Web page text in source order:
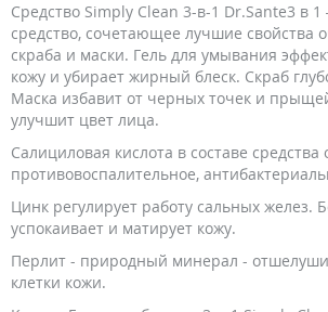
Средство Simply Clean 3-в-1 Dr.Sante3 в
средство, сочетающее лучшие свойства
скраба и маски. Гель для умывания
кожу и убирает жирный блеск. Скраб
Маска избавит от черных точек и
улучшит цвет лица.
Салициловая кислота в составе средства
противовоспалительное,
Цинк регулирует работу сальных желез.
успокаивает и матирует кожу.
Перлит - природный минерал -
клетки кожи.